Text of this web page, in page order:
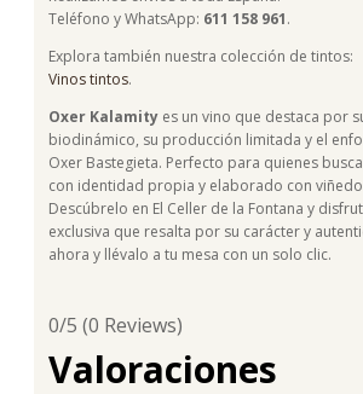
Teléfono y WhatsApp: 611 158 961.
Explora también nuestra colección de tintos:
Vinos tintos.
Oxer Kalamity es un vino que destaca por
biodinámico, su producción limitada y el
Oxer Bastegieta. Perfecto para quienes
con identidad propia y elaborado con
Descúbrelo en El Celler de la Fontana y
exclusiva que resalta por su carácter y
ahora y llévalo a tu mesa con un solo clic.
0/5 (0 Reviews)
Valoraciones